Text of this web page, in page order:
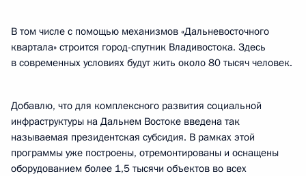
В том числе с помощью механизмов «Дальневосточного
квартала» строится город-спутник Владивостока. Здесь
в современных условиях будут жить около 80 тысяч человек.
Добавлю, что для комплексного развития социальной
инфраструктуры на Дальнем Востоке введена так
называемая президентская субсидия. В рамках этой
программы уже построены, отремонтированы и оснащены
оборудованием более 1,5 тысячи объектов во всех